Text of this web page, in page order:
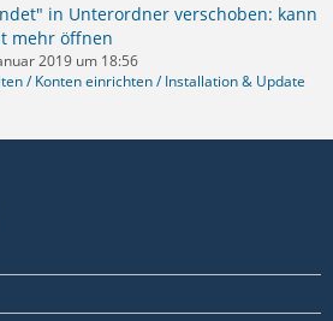
in Unterordner verschoben: kann
mehr öffnen
2019 um 18:56
/ Konten einrichten / Installation & Update